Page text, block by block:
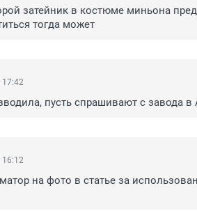
затейник в костюме миньона
тогда может
17:42
пусть спрашивают с завода в
16:12
на фото в статье за